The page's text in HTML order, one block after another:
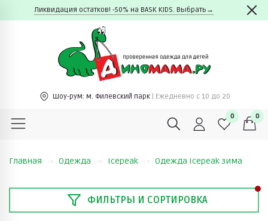
Ликвидация остатков! -50% на BASK KIDS. Выбрать→
Шоу-рум: м. Филевский парк | Ежедневно c 10 до 20
0 0
Главная Одежда Icepeak Одежда Icepeak зима
ФИЛЬТРЫ И СОРТИРОВКА